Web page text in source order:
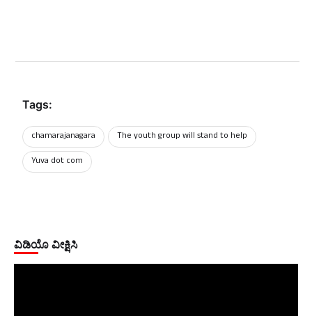
Tags:
chamarajanagara
The youth group will stand to help
Yuva dot com
ವಿಡಿಯೊ ವೀಕ್ಷಿಸಿ